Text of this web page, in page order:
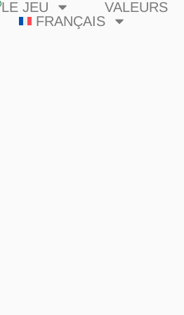
LE JEU VALEURS
FRANÇAIS